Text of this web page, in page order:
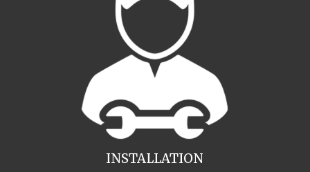
INSTALLATION